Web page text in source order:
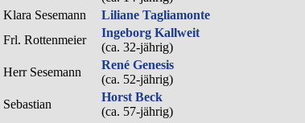
Klara Sesemann
Liliane Tagliamonte
Frl. Rottenmeier
Ingeborg Kallweit
(ca. 32‑jährig)
Herr Sesemann
René Genesis
(ca. 52‑jährig)
Sebastian
Horst Beck
(ca. 57‑jährig)